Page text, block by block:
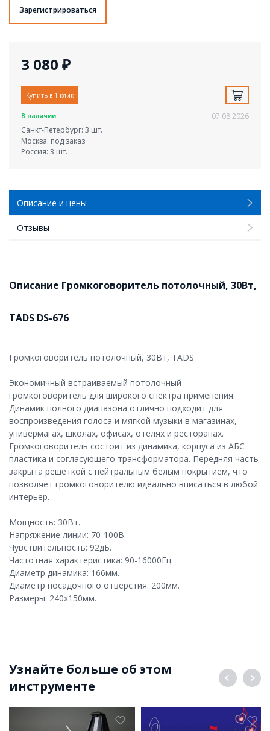
Зарегистрироваться
3 080 ₽
Купить в 1 клик
В наличии
07.08.2026
Санкт-Петербург: 3 шт.
Москва: под заказ
Россия: 3 шт.
Описание и цены
Отзывы
Описание Громкоговоритель потолочный, 30Вт,
TADS DS-676
Громкоговоритель потолочный, 30Вт, TADS
Экономичный встраиваемый потолочный
громкоговоритель для широкого спектра применения.
Динамик полного диапазона отлично подходит для
воспроизведения голоса и мягкой музыки в магазинах,
универмагах, школах, офисах, отелях и ресторанах.
Громкоговоритель состоит из динамика, корпуса из АБС
пластика и согласующего трансформатора. Передняя часть
закрыта решеткой с нейтральным белым покрытием, что
позволяет громкоговорителю идеально вписаться в любой
интерьер.
Мощность: 30Вт.
Напряжение линии: 70-100В.
Чувствительность: 92дБ.
Частотная характеристика: 90-16000Гц.
Диаметр динамика: 166мм.
Диаметр посадочного отверстия: 200мм.
Размеры: 240х150мм.
Узнайте больше об этом
инструменте